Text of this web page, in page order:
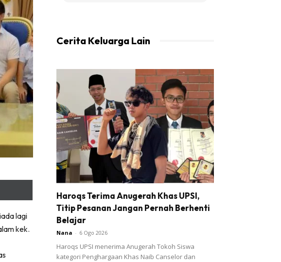
lagi
kek.
Cerita Keluarga Lain
Haroqs Terima Anugerah Khas UPSI,
Titip Pesanan Jangan Pernah Berhenti
Belajar
Nana - 6 Ogo 2026
Haroqs UPSI menerima Anugerah Tokoh Siswa
kategori Penghargaan Khas Naib Canselor dan